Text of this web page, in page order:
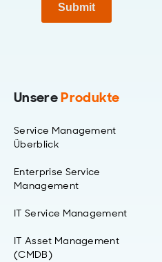
Submit
UnsereProdukte
Service Management
Überblick
Enterprise Service
Management
IT Service Management
IT Asset Management
(CMDB)